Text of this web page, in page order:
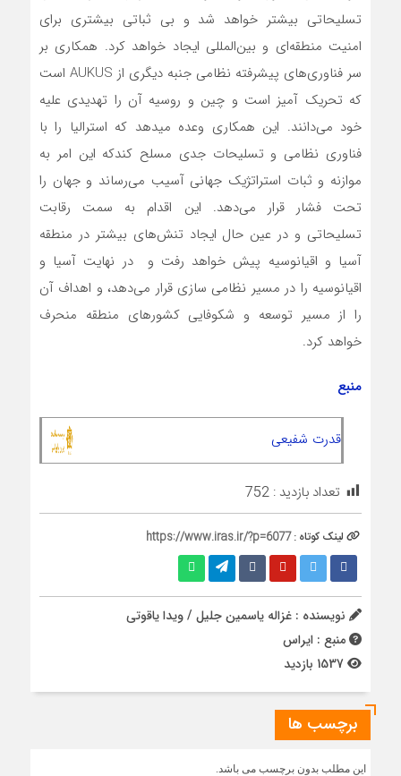
تسلیحاتی بیشتر خواهد شد و بی ثباتی بیشتری برای
امنیت ‌منطقه‌ای و بین‌المللی ایجاد خواهد کرد. همکاری بر
سر فناوری‌های پیشرفته نظامی جنبه دیگری از AUKUS است
که تحریک آمیز است و چین و روسیه آن را تهدیدی علیه
خود‌ می‌دانند. این همکاری وعده می­دهد که استرالیا را با
فناوری نظامی و تسلیحات جدی مسلح ‌کندکه این امر به
موازنه و ثبات استراتژیک جهانی آسیب‌ می‌رساند و جهان را
تحت فشار قرار‌ می‌دهد. این اقدام به سمت رقابت
تسلیحاتی و در عین حال ایجاد تنش‌های بیشتر در منطقه
آسیا و اقیانوسیه پیش خواهد رفت و در نهایت آسیا و
اقیانوسیه را در مسیر نظامی سازی قرار‌ می‌دهد، و اهداف آن
را از مسیر توسعه و شکوفایی کشورهای منطقه منحرف
خواهد کرد.
منبع
قدرت شفیعی
تعداد بازدید : 752
لینک کوتاه :https://www.iras.ir/?p=6077
نویسنده : غزاله یاسمین جلیل / ویدا یاقوتی
منبع : ایراس
برچسب ها
این مطلب بدون برچسب می باشد.